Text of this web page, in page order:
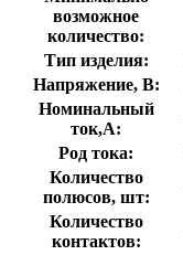
возможное
количество:
Тип изделия:
Напряжение, В:
Номинальный
ток,А:
Род тока:
Количество
полюсов, шт:
Количество
контактов: